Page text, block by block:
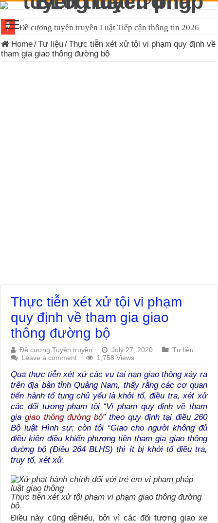
Đề cương tuyên truyền Luật Tiếp cận thông tin 2026
Trắc nghiệm văn kiện Đại hội lần thứ 14 của Đảng
Home/Tư liệu/Thực tiễn xét xử tội vi phạm quy định về
tham gia giao thông đường bộ
Thực tiễn xét xử tội vi phạm
quy định về tham gia giao
thông đường bộ
Đề cương Tuyên truyền July 27, 2020
Tư liệu
Leave a comment
1,758 Views
Qua thực tiễn xét xử các vụ tai nạn giao thông xảy ra
trên địa bàn tỉnh Quảng Nam, thấy rằng các cơ quan
tiến hành tố tụng chủ yếu là khởi tố, điều tra, xét xử
các đối tượng phạm tội “Vi phạm quy định về tham
gia giao thông đường bộ” theo quy định tại điều 260
Bộ luật Hình sự; còn tội “Giao cho người không đủ
điều kiện điều khiển phương tiện tham gia giao thông
đường bộ (Điều 264 BLHS) thì ít bị khởi tố điều tra,
truy tố, xét xử.
Thực tiễn xét xử tội phạm vi phạm giao thông đường
bộ
Điều này cũng dễhiểu, bởi vì các đối tượng giao xe